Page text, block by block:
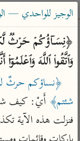
بحث تفسير
for results.
الوجيز للواحدي —
وَٱتَّقُوا۟ ٱللَّهَ
﴿نساؤكم حرثٌ
شئتم﴾